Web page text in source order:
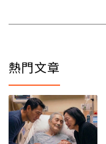
熱門文章